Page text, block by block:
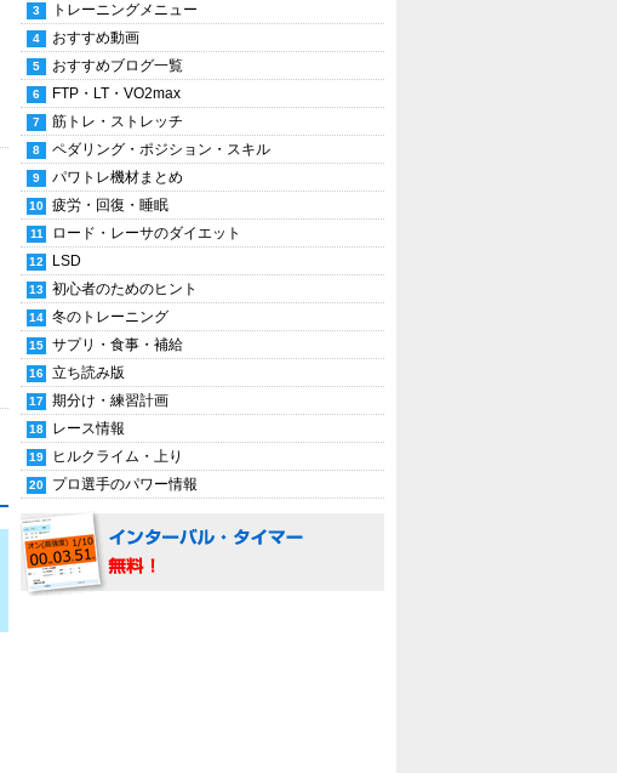
トレーニングメニュー
おすすめ動画
おすすめブログ一覧
FTP・LT・VO2max
筋トレ・ストレッチ
ペダリング・ポジション・スキル
パワトレ機材まとめ
疲労・回復・睡眠
ロード・レーサのダイエット
LSD
初心者のためのヒント
冬のトレーニング
サプリ・食事・補給
立ち読み版
期分け・練習計画
レース情報
ヒルクライム・上り
プロ選手のパワー情報